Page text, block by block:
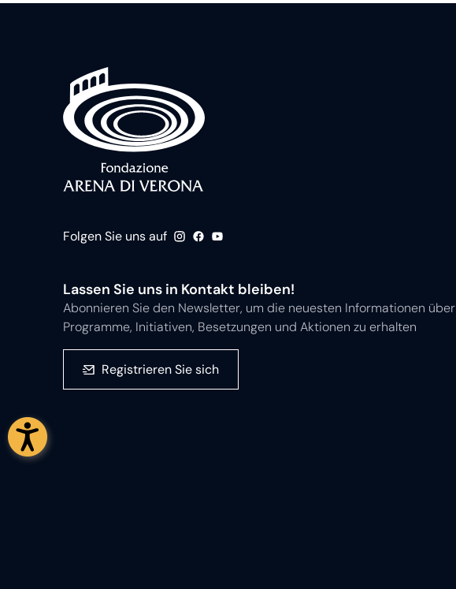
Folgen Sie uns auf
Lassen Sie uns in Kontakt bleiben!
Abonnieren Sie den Newsletter, um die neuesten Informationen über
Programme, Initiativen, Besetzungen und Aktionen zu erhalten
Registrieren Sie sich